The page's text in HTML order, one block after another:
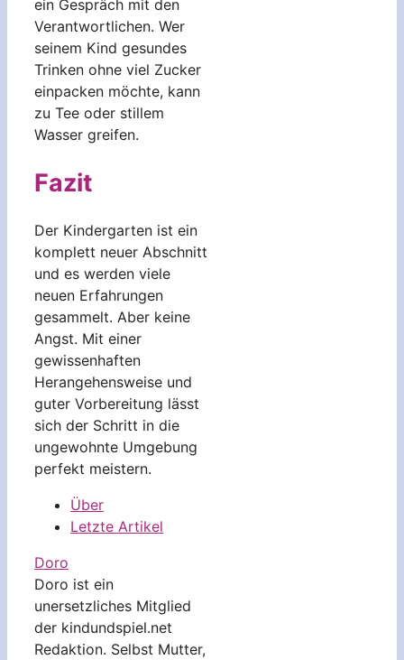
ein Gespräch mit den
Verantwortlichen. Wer
seinem Kind gesundes
Trinken ohne viel Zucker
einpacken möchte, kann
zu Tee oder stillem
Wasser greifen.
Fazit
Der Kindergarten ist ein
komplett neuer Abschnitt
und es werden viele
neuen Erfahrungen
gesammelt. Aber keine
Angst. Mit einer
gewissenhaften
Herangehensweise und
guter Vorbereitung lässt
sich der Schritt in die
ungewohnte Umgebung
perfekt meistern.
Über
Letzte Artikel
Doro
Doro ist ein
unersetzliches Mitglied
der kindundspiel.net
Redaktion. Selbst Mutter,